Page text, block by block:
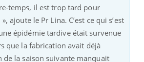
temps, il est trop tard pour
ajoute le Pr Lina. C’est ce qui s’est
épidémie tardive était survenue
que la fabrication avait déjà
de la saison suivante manquait